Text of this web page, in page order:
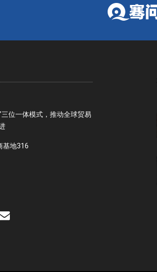
位一体模式，推动全球贸易
基地316